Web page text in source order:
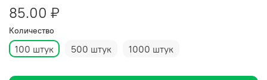
85.00 ₽
Количество
100 штук 500 штук 1000 штук